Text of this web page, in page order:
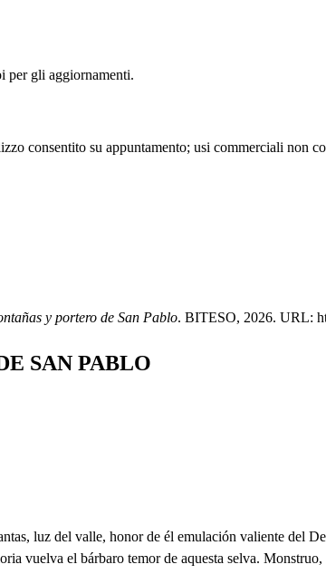
per gli aggiornamenti.
consentito su appuntamento; usi commerciali non
y portero de San Pablo. BITESO, 2026. URL:
SAN PABLO
generoso, cruel, benigno, ingrato, blando, o fuer me concede la vida, o da la muerte. (te Sabrás, hermosa zagala, milagro opuesto a la Alteza de los fulgores de Febo, de la luz de las estrellas. Qué saliendo un Labrador de aquella rústica aldea que descubren esos montes; y con racimos de perlas, y música cristalina, opacosas fuentes riegan, fatigando el bosque, a dar en las amenas florestas, si esmeraldas a sus cabras, diamantes a sus ovejas. En un risco hijo de un monte tan eminente, que besa del oráculo de Delfos las rubicundas madejas, vio llorando tiernamente, revuelto entre sangre, y hierbas, recién nacido un infante, que soy yo, con mil ternezas, y lastimosos halagos, me llevó al fin a su aldea, patria donde me he criado, sin conocer en la tierra mas parientes que unos montes, ni más padres que unas selvas. Apenas cumplí tres lustros, cuando a una aldeana bella rendí el alma, acción debida, porque Diana con Celia, ni compite presunciones, ni presume competencias. Un Príncipe, dueño altivo de esta comarca a la sierra, salió a cazar una tarde, y siguiendo en la maleza del monte un corzo ligero, vio en la corriente risueña de una fuentecilla alegre, durmiendo a Celia discreta orro en la elección del lugar, porque como abrasa, y quema las almas, se acercó al agua, porque templarse pudieran en ella incendios, causados de su celestial belleza. Viola el Príncipe (ay de mí!) viola, enamorose de ella, hablola amante, y perdido, y correspondiole Celia. Busque ocasión para dar venganza a tantas ofensas prudentemente, aunque es mucho tener celos, y prudencia. Y saliendo cierto día al campo, sobre Turquescas, alfombras, a quien matices dio el Abril, si el Alba perlas, vi hablando los dos amantes, y al punto de la primera estocada, di la muerte al traidor Príncipe, y Celia cayó difunta en mis brazos, tanto, que la Primavera vio azucenas sus claveles, y sus jazmines violetas. Volvió del desmayo, y luego con aquesta daga misma le di treinta puñaladas, que para matarle, media bastaba, paso adelante, que aquesto es nada: suspensa la imaginación, temiendo el peligro con certeza, me ausenté a Toledo, y antes de llegar nueve, o diez leguas, está un lugar donde había una boda, cuya fiesta, ni saraos autorizan, ni epitalamios celebran sino rústicas zampoñas, n Pabio. y pastoriles avenas. Era la novia bonita, acerqueme junto a ella al disimulo, y el novio con evidentes sospechas de mi osadía, celoso, alborotando la fiesta, sacó a muy pocas palabras la espada, y más de cincuenta de los labradores, unos con dardos, con escopetas,